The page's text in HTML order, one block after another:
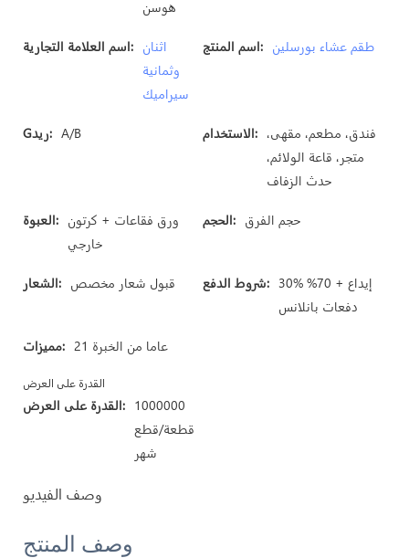
هوسن
اسم العلامة التجارية: اثنان
وثمانية
سيراميك
اسم المنتج: طقم عشاء بورسلين
Gريد: A/B الاستخدام: فندق، مطعم، مقهى،
متجر، قاعة الولائم،
حدث الزفاف
العبوة: ورق فقاعات + كرتون
خارجي
الحجم: حجم الفرق
الشعار: قبول شعار مخصص شروط الدفع: 30% إيداع + 70%
دفعات بانلانس
مميزات: 21 عاما من الخبرة
القدرة على العرض
القدرة على العرض: 1000000
قطعة/قطع
شهر
وصف الفيديو
وصف المنتج